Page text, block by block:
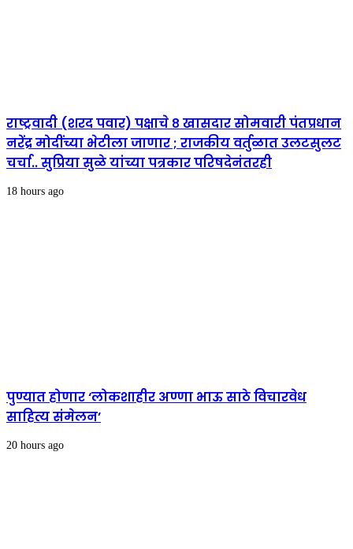
राष्ट्रवादी (शरद पवार) पक्षाचे ८ खासदार सोमवारी पंतप्रधान
नरेंद्र मोदींच्या भेटीला जाणार ; राजकीय वर्तुळात उलटसुलट
चर्चा.. सुप्रिया सुळे यांच्या पत्रकार परिषदेनंतरही
18 hours ago
पुण्यात होणार ‘लोकशाहीर अण्णा भाऊ साठे विचारवेध
साहित्य संमेलन’
20 hours ago